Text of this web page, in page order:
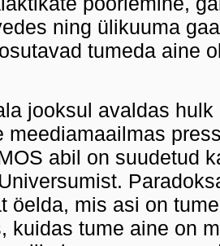
ning ülikuuma
tumeda aine
jooksul avaldas
meediamaailmas
abil on suudetud
öelda, mis asi on
kuidas tume aine on